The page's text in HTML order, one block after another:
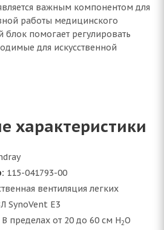
важным компонентом для
работы медицинского
помогает регулировать
для искусственной
характеристики
115-041793-00
вентиляция легких
SynoVent E3
В пределах от 20 до 60 см H2O